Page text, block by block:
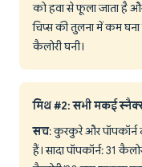
को हवा से फूला जाता है
चिप्स की तुलना में कम
कैलोरी घनी।
मिथ #2: सभी मकई
सच: कुरकुरे और
हैं। सादा पॉपकॉर्न: 31